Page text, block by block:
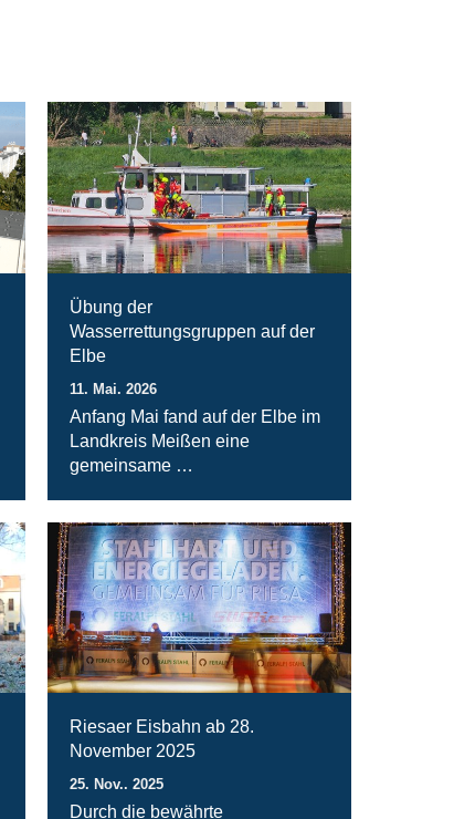
Übung der
Wasserrettungsgruppen auf der
Elbe
11. Mai. 2026
Anfang Mai fand auf der Elbe im
Landkreis Meißen eine
gemeinsame …
Riesaer Eisbahn ab 28.
November 2025
25. Nov.. 2025
Durch die bewährte